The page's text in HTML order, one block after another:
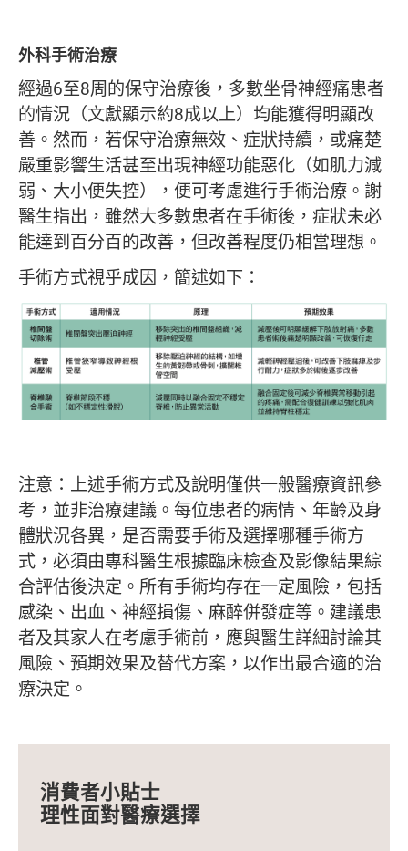
外科手術治療
經過6至8周的保守治療後，多數坐骨神經痛患者
的情況（文獻顯示約8成以上）均能獲得明顯改
善。然而，若保守治療無效、症狀持續，或痛楚
嚴重影響生活甚至出現神經功能惡化（如肌力減
弱、大小便失控），便可考慮進行手術治療。謝
醫生指出，雖然大多數患者在手術後，症狀未必
能達到百分百的改善，但改善程度仍相當理想。
手術方式視乎成因，簡述如下：
注意：上述手術方式及說明僅供一般醫療資訊參
考，並非治療建議。每位患者的病情、年齡及身
體狀況各異，是否需要手術及選擇哪種手術方
式，必須由專科醫生根據臨床檢查及影像結果綜
合評估後決定。所有手術均存在一定風險，包括
感染、出血、神經損傷、麻醉併發症等。建議患
者及其家人在考慮手術前，應與醫生詳細討論其
風險、預期效果及替代方案，以作出最合適的治
療決定。
消費者小貼士
理性面對醫療選擇